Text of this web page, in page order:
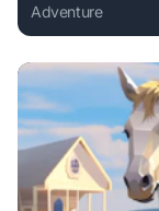
Adventure
Play Crazy